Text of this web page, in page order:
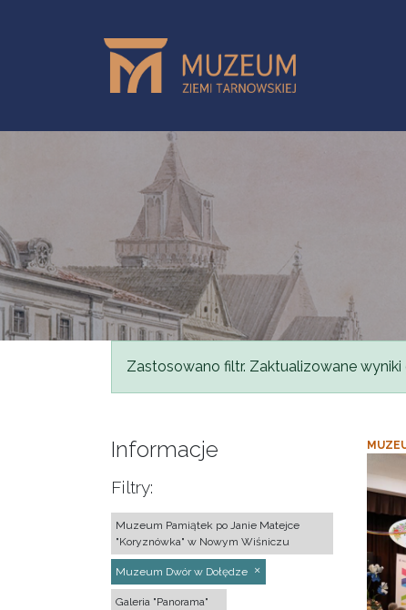
Komunikat
Zastosowano filtr. Zaktualizowane
Informacje
Filtry:
Muzeum Pamiątek po Janie Matejce
"Koryznówka" w Nowym Wiśniczu
Muzeum Dwór w Dołędze
Galeria "Panorama"